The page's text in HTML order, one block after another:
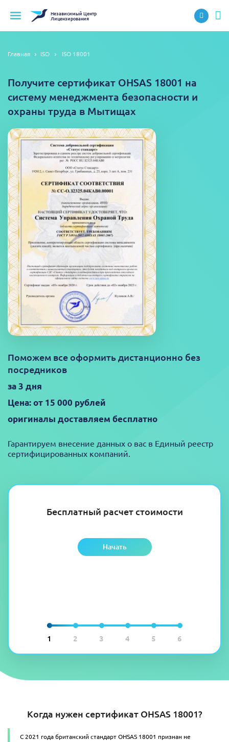
НезависимыйЦентр
Лицензирования
Главная ISO ISO 18001
1 2 3 4 5 6
Бесплатный расчет стоимости
Начать
Получите сертификат OHSAS 18001 на
систему менеджмента безопасности и
охраны труда в Мытищах
Поможем все оформить дистанционно без
посредников
за 3 дня
Цена: от 15 000 рублей
оригиналы доставляем бесплатно
Гарантируем внесение данных о вас в Единый реестр
сертифицированных компаний.
Когда нужен сертификат OHSAS 18001?
С 2021 года британский стандарт OHSAS 18001 признан не